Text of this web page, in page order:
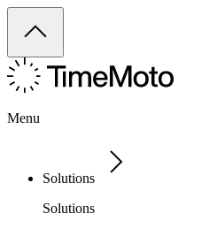
Menu
Solutions
Solutions